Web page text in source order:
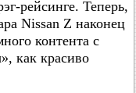
рейсинге. Теперь,
Nissan Z наконец
контента с
как красиво